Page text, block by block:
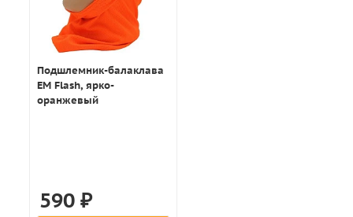
Подшлемник-балаклава
EM Flash, ярко-
оранжевый
590₽